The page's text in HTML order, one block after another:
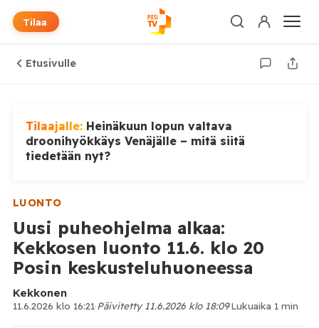
Tilaa
Etusivulle
Tilaajalle: Heinäkuun lopun valtava
droonihyökkäys Venäjälle – mitä siitä
tiedetään nyt?
LUONTO
Uusi puheohjelma alkaa:
Kekkosen luonto 11.6. klo 20
Posin keskusteluhuoneessa
Kekkonen
11.6.2026 klo 16:21·Päivitetty 11.6.2026 klo 18:09·Lukuaika 1 min